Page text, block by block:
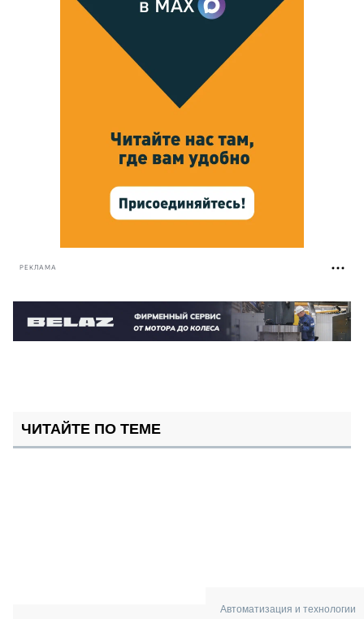
РЕКЛАМА
ЧИТАЙТЕ ПО ТЕМЕ
Автоматизация и технологии